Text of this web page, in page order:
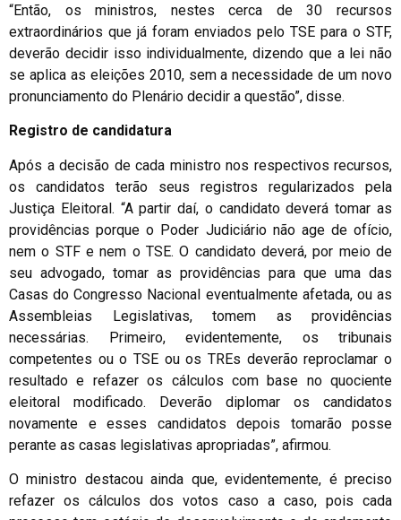
“Então, os ministros, nestes cerca de 30 recursos
extraordinários que já foram enviados pelo TSE para o STF,
deverão decidir isso individualmente, dizendo que a lei não
se aplica as eleições 2010, sem a necessidade de um novo
pronunciamento do Plenário decidir a questão”, disse.
Registro de candidatura
Após a decisão de cada ministro nos respectivos recursos,
os candidatos terão seus registros regularizados pela
Justiça Eleitoral. “A partir daí, o candidato deverá tomar as
providências porque o Poder Judiciário não age de ofício,
nem o STF e nem o TSE. O candidato deverá, por meio de
seu advogado, tomar as providências para que uma das
Casas do Congresso Nacional eventualmente afetada, ou as
Assembleias Legislativas, tomem as providências
necessárias. Primeiro, evidentemente, os tribunais
competentes ou o TSE ou os TREs deverão reproclamar o
resultado e refazer os cálculos com base no quociente
eleitoral modificado. Deverão diplomar os candidatos
novamente e esses candidatos depois tomarão posse
perante as casas legislativas apropriadas”, afirmou.
O ministro destacou ainda que, evidentemente, é preciso
refazer os cálculos dos votos caso a caso, pois cada